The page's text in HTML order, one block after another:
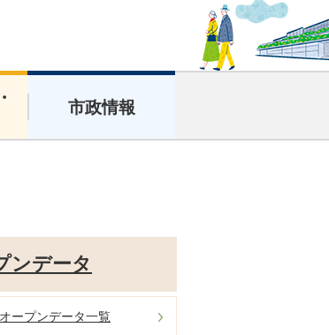
市政情報
ンデータ
ープンデータ一覧